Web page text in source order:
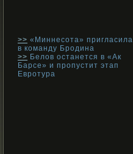
>> «Миннесота» пригласила
в команду Бродина
>> Белов останется в «Ак
Барсе» и пропустит этап
Евротура